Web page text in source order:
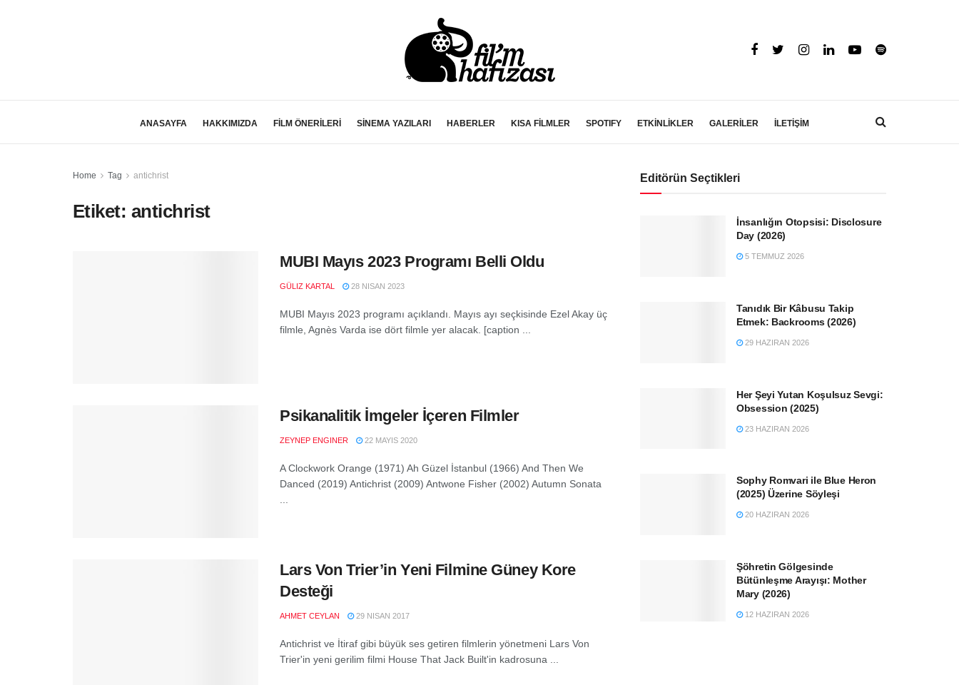
ANASAYFA HAKKIMIZDA FİLM ÖNERİLERİ SİNEMA YAZILARI HABERLER KISA FİLMLER SPOTIFY ETKİNLİKLER GALERİLER İLETİŞİM
Home Tag antichrist
Etiket: antichrist
MUBI Mayıs 2023 Programı Belli Oldu
GÜLIZ KARTAL 28 NISAN 2023
MUBI Mayıs 2023 programı açıklandı. Mayıs ayı seçkisinde Ezel Akay üç
filmle, Agnès Varda ise dört filmle yer alacak. [caption ...
Psikanalitik İmgeler İçeren Filmler
ZEYNEP ENGINER 22 MAYIS 2020
A Clockwork Orange (1971) Ah Güzel İstanbul (1966) And Then We
Danced (2019) Antichrist (2009) Antwone Fisher (2002) Autumn Sonata
Lars Von Trier’in Yeni Filmine Güney Kore
Desteği
AHMET CEYLAN 29 NISAN 2017
Antichrist ve İtiraf gibi büyük ses getiren filmlerin yönetmeni Lars Von
Trier'in yeni gerilim filmi House That Jack Built'in kadrosuna ...
Editörün Seçtikleri
İnsanlığın Otopsisi: Disclosure
Day (2026)
5 TEMMUZ 2026
Tanıdık Bir Kâbusu Takip
Etmek: Backrooms (2026)
29 HAZIRAN 2026
Her Şeyi Yutan Koşulsuz Sevgi:
Obsession (2025)
23 HAZIRAN 2026
Sophy Romvari ile Blue Heron
(2025) Üzerine Söyleşi
20 HAZIRAN 2026
Şöhretin Gölgesinde
Bütünleşme Arayışı: Mother
Mary (2026)
12 HAZIRAN 2026